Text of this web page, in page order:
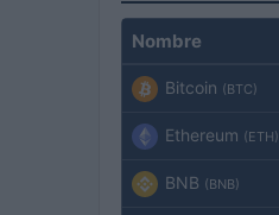
Nombre
Bitcoin (BTC)
Ethereum (ETH)
BNB (BNB)